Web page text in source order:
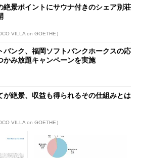
絶景ポイントにサウナ付きのシェア別荘
VILLA on GOETHE）
バンク、福岡ソフトバンクホークスの応
かみ放題キャンペーンを実施
が絶景、収益も得られるその仕組みとは
VILLA on GOETHE）